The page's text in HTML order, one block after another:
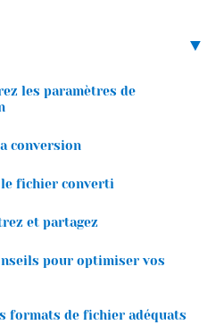
les paramètres de
conversion
le fichier converti
et partagez
pour optimiser vos
formats de fichier adéquats